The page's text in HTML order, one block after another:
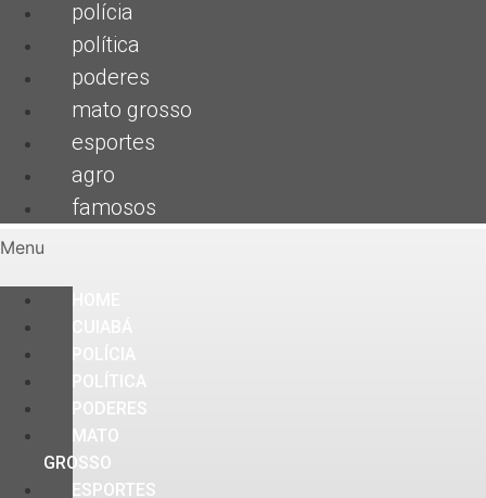
polícia
política
poderes
mato grosso
esportes
agro
famosos
Menu
PODERES
MATO
GROSSO
ESPORTES